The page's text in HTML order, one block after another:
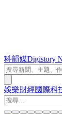
科韻媒Digistory
娛樂財經國際科